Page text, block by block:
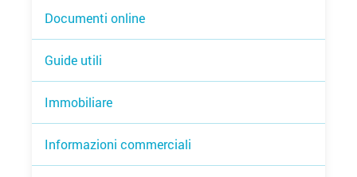
Documenti online
Guide utili
Immobiliare
Informazioni commerciali